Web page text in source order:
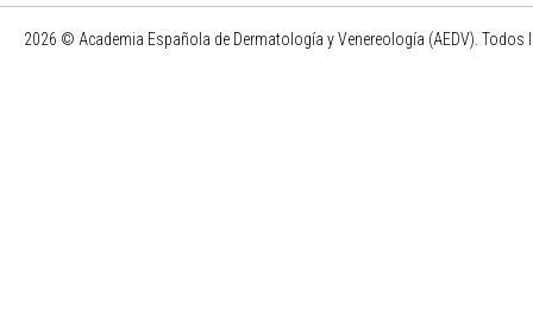
2026 © Academia Española de Dermatología y Venereología (AEDV). Todos